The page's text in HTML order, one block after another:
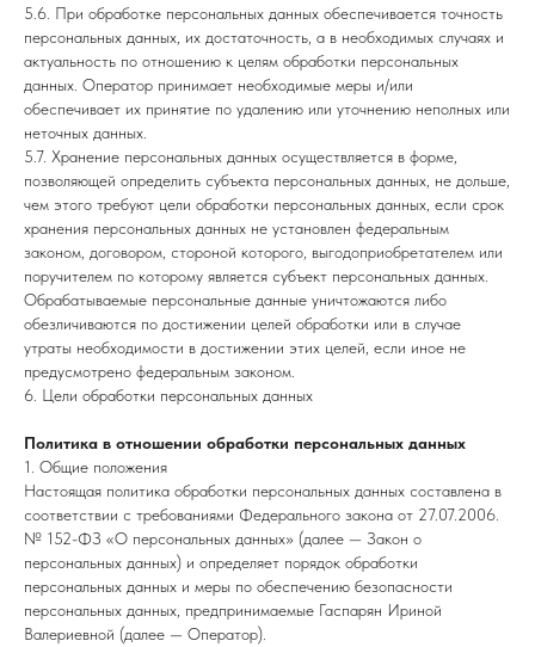
5.6. При обработке персональных данных обеспечивается точность
персональных данных, их достаточность, а в необходимых случаях и
актуальность по отношению к целям обработки персональных
данных. Оператор принимает необходимые меры и/или
обеспечивает их принятие по удалению или уточнению неполных или
неточных данных.
5.7. Хранение персональных данных осуществляется в форме,
позволяющей определить субъекта персональных данных, не дольше,
чем этого требуют цели обработки персональных данных, если срок
хранения персональных данных не установлен федеральным
законом, договором, стороной которого, выгодоприобретателем или
поручителем по которому является субъект персональных данных.
Обрабатываемые персональные данные уничтожаются либо
обезличиваются по достижении целей обработки или в случае
утраты необходимости в достижении этих целей, если иное не
предусмотрено федеральным законом.
6. Цели обработки персональных данных
Политика в отношении обработки персональных данных
1. Общие положения
Настоящая политика обработки персональных данных составлена в
соответствии с требованиями Федерального закона от 27.07.2006.
№ 152-ФЗ «О персональных данных» (далее — Закон о
персональных данных) и определяет порядок обработки
персональных данных и меры по обеспечению безопасности
персональных данных, предпринимаемые Гаспарян Ириной
Валериевной (далее — Оператор).